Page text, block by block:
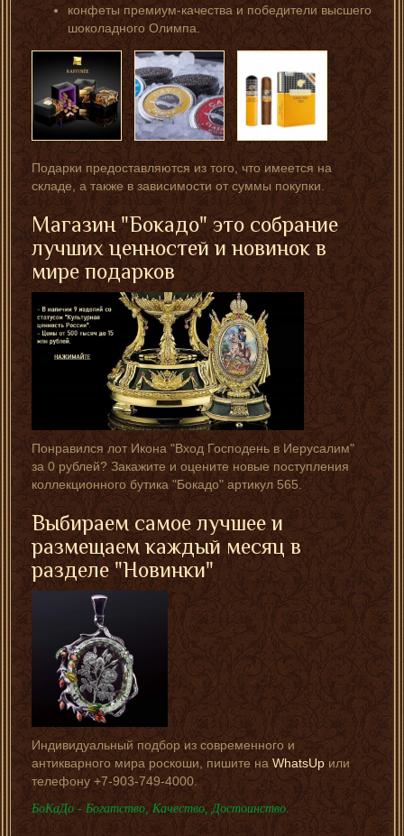
конфеты премиум-качества и победители высшего
шоколадного Олимпа.
Подарки предоставляются из того, что имеется на
складе, а также в зависимости от суммы покупки.
Магазин "Бокадо" это собрание
лучших ценностей и новинок в
мире подарков
Понравился лот Икона "Вход Господень в Иерусалим"
за 0 рублей? Закажите и оцените новые поступления
коллекционного бутика "Бокадо" артикул 565.
Выбираем самое лучшее и
размещаем каждый месяц в
разделе "Новинки"
Индивидуальный подбор из современного и
антикварного мира роскоши, пишите на WhatsUpили
телефону +7-903-749-4000.
БоКаДо - Богатство, Качество, Достоинство.